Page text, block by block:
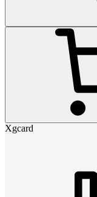
Xgcard